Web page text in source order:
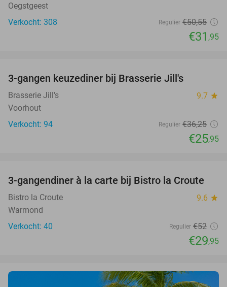
Oegstgeest
Verkocht: 308
Regulier €50,55
€31 ,95
3-gangen keuzediner bij Brasserie Jill's
Brasserie Jill's 9.7 star
Voorhout
Verkocht: 94
Regulier €36,25
€25,95
42%
3-gangendiner à la carte bij Bistro la Croute
Bistro la Croute 9.6 star
Warmond
Verkocht: 40
Regulier €52
€29,95